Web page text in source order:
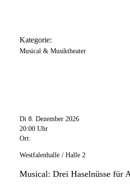
Kategorie:
Musical & Musiktheater
Di 8. Dezember 2026
20:00 Uhr
Ort:
Westfalenhalle / Halle 2
Musical: Drei Haselnüsse für